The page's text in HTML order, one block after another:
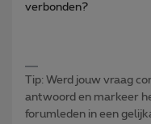
verbonden?
Tip: Werd jouw vraag
antwoord en markeer
forumleden in een